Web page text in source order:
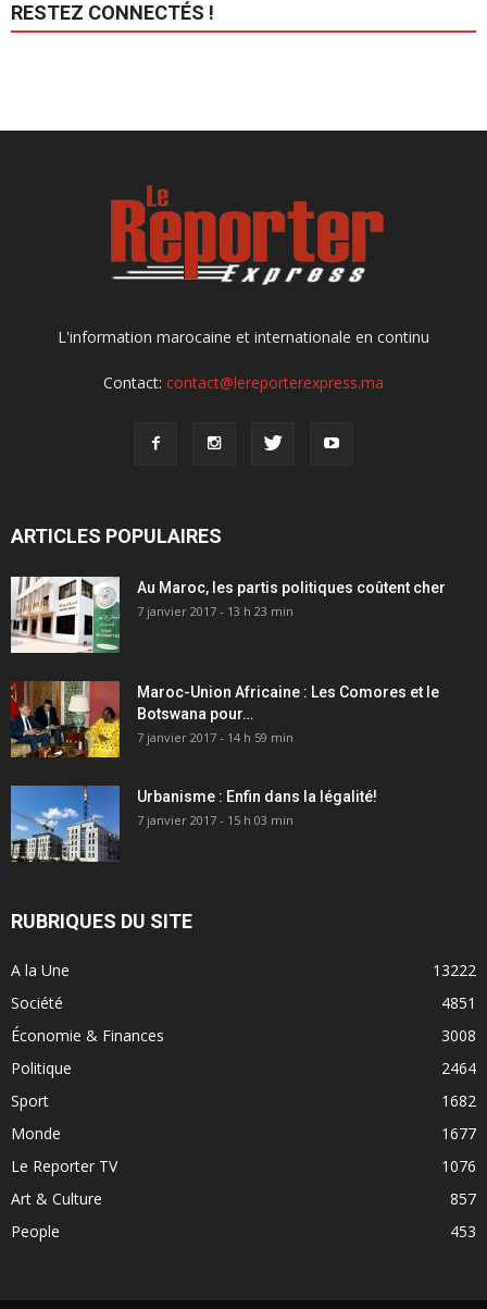
RESTEZ CONNECTÉS !
L'information marocaine et internationale en continu
Contact: contact@lereporterexpress.ma
ARTICLES POPULAIRES
Au Maroc, les partis politiques coûtent cher
7 janvier 2017 - 13 h 23 min
Maroc-Union Africaine : Les Comores et le
Botswana pour…
7 janvier 2017 - 14 h 59 min
Urbanisme : Enfin dans la légalité!
7 janvier 2017 - 15 h 03 min
RUBRIQUES DU SITE
A la Une
13222
Société
4851
Économie & Finances
3008
Politique
2464
Sport
1682
Monde
1677
Le Reporter TV
1076
Art & Culture
857
People
453